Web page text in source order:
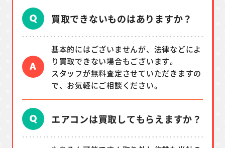
買取できないものはありますか？
基本的にはございませんが、法律などによ
り買取できない場合もございます。
スタッフが無料査定させていただきますの
で、お気軽にご相談ください。
エアコンは買取してもらえますか？